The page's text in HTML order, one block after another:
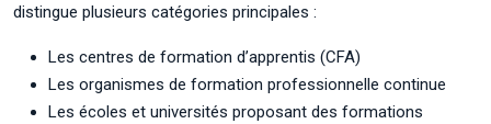
distingue plusieurs catégories principales :
Les centres de formation d’apprentis (CFA)
Les organismes de formation professionnelle continue
Les écoles et universités proposant des formations